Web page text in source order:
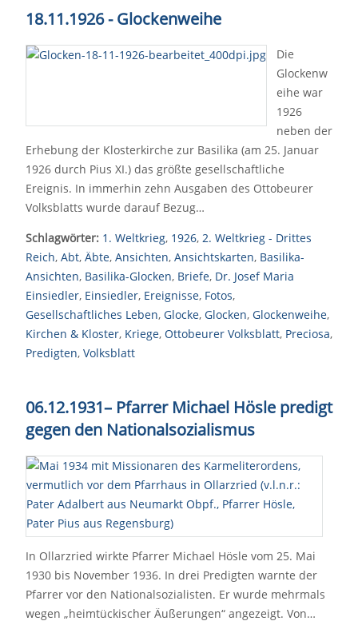
18.11.1926 - Glockenweihe
Die
Glockenw
eihe war
1926
neben der
Erhebung der Klosterkirche zur Basilika (am 25. Januar
1926 durch Pius XI.) das größte gesellschaftliche
Ereignis. In immerhin zehn Ausgaben des Ottobeurer
Volksblatts wurde darauf Bezug…
Schlagwörter: 1. Weltkrieg, 1926, 2. Weltkrieg - Drittes
Reich, Abt, Äbte, Ansichten, Ansichtskarten, Basilika-
Ansichten, Basilika-Glocken, Briefe, Dr. Josef Maria
Einsiedler, Einsiedler, Ereignisse, Fotos,
Gesellschaftliches Leben, Glocke, Glocken, Glockenweihe,
Kirchen & Kloster, Kriege, Ottobeurer Volksblatt, Preciosa,
Predigten, Volksblatt
06.12.1931– Pfarrer Michael Hösle predigt
gegen den Nationalsozialismus
In Ollarzried wirkte Pfarrer Michael Hösle vom 25. Mai
1930 bis November 1936. In drei Predigten warnte der
Pfarrer vor den Nationalsozialisten. Er wurde mehrmals
wegen „heimtückischer Äußerungen“ angezeigt. Von…